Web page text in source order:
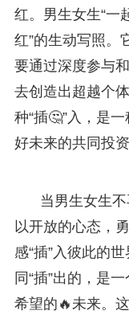
红。男生女生“一
红”的生动写照。
要通过深度参与
去创造出超越个
种“插🤔”入，是
好未来的共同投资
当男生女生
以开放的心态，
感“插”入彼此的
同“插”出的，是
希望的🔥未来。